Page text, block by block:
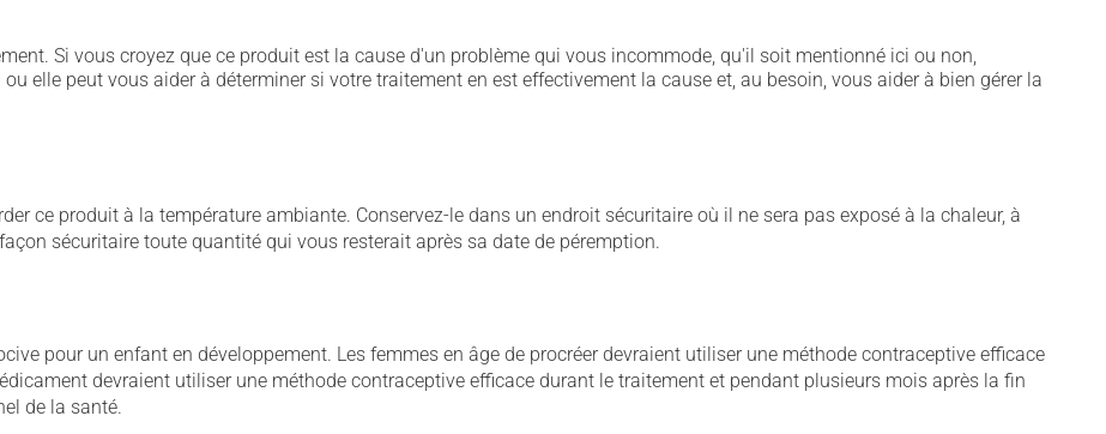
Si vous croyez que ce produit est la cause d'un problème qui vous incommode, qu'il soit mentionné ici ou non,
elle peut vous aider à déterminer si votre traitement en est effectivement la cause et, au besoin, vous aider à bien gérer la
ce produit à la température ambiante. Conservez-le dans un endroit sécuritaire où il ne sera pas exposé à la chaleur, à
sécuritaire toute quantité qui vous resterait après sa date de péremption.
pour un enfant en développement. Les femmes en âge de procréer devraient utiliser une méthode contraceptive efficace
devraient utiliser une méthode contraceptive efficace durant le traitement et pendant plusieurs mois après la fin
de la santé.